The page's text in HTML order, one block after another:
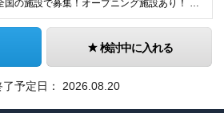
★全国の施設で募集！オープニング施設あり！ ★希望しない転勤原則なし 【積極採用エリア】 ■界 蔵王（26年10月開業予定） ※開業前に入社された場合、全国の星野リゾートの施設で勤務後、開業時期に異
検討中に入れる
予定日： 2026.08.20